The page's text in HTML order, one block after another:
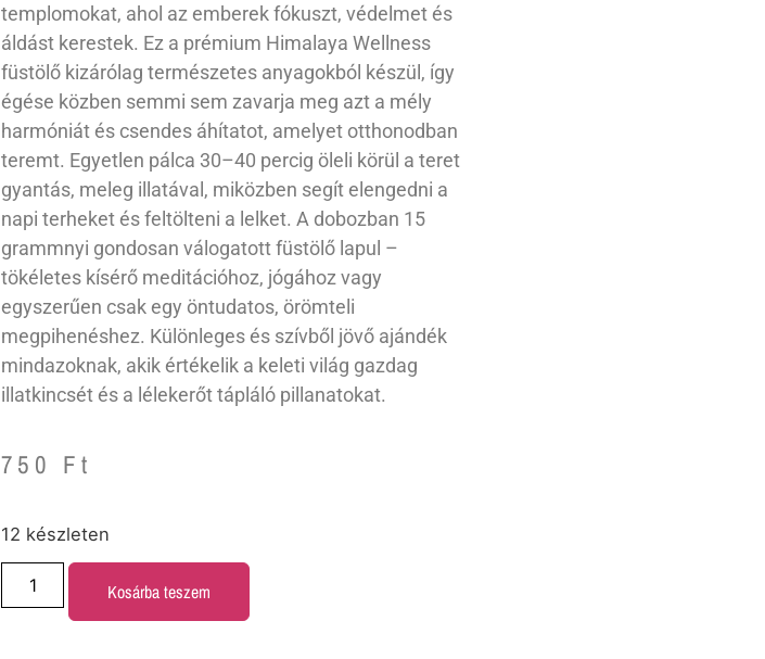
templomokat, ahol az emberek fókuszt, védelmet és
áldást kerestek. Ez a prémium Himalaya Wellness
füstölő kizárólag természetes anyagokból készül, így
égése közben semmi sem zavarja meg azt a mély
harmóniát és csendes áhítatot, amelyet otthonodban
teremt. Egyetlen pálca 30–40 percig öleli körül a teret
gyantás, meleg illatával, miközben segít elengedni a
napi terheket és feltölteni a lelket. A dobozban 15
grammnyi gondosan válogatott füstölő lapul –
tökéletes kísérő meditációhoz, jógához vagy
egyszerűen csak egy öntudatos, örömteli
megpihenéshez. Különleges és szívből jövő ajándék
mindazoknak, akik értékelik a keleti világ gazdag
illatkincsét és a lélekerőt tápláló pillanatokat.
750 Ft
12 készleten
Kosárba teszem